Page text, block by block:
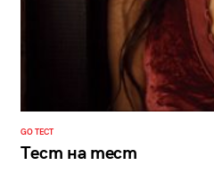
GO ТЕСТ
Тест на тест